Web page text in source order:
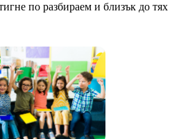
по разбираем и близък до тях